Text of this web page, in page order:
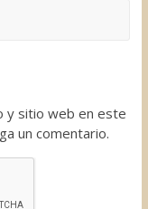
y sitio web en este
un comentario.